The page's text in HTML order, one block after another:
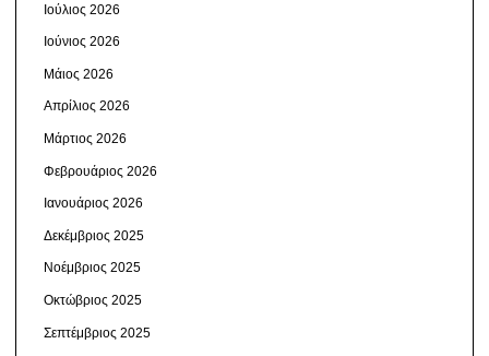
Ιούλιος 2026
Ιούνιος 2026
Μάιος 2026
Απρίλιος 2026
Μάρτιος 2026
Φεβρουάριος 2026
Ιανουάριος 2026
Δεκέμβριος 2025
Νοέμβριος 2025
Οκτώβριος 2025
Σεπτέμβριος 2025